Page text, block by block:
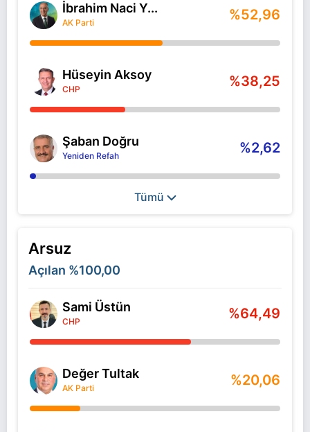
İbrahim Naci Y...
AK Parti %52,96
Hüseyin Aksoy
CHP %38,25
Şaban Doğru
Yeniden Refah %2,62
Tümü
Arsuz
Açılan %100,00
Sami Üstün
CHP %64,49
Değer Tultak
AK Parti %20,06